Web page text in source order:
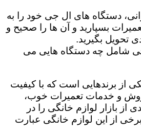
دستگاه های ال جی خود را به
بسپارید و آن ها را صحیح و
تحویل بگیرید.
شامل چه دستگاه هایی می
از برندهایی است که با کیفیت
و خدمات تعمیرات خوب،
از بازار لوازم خانگی را در
برخی از این لوازم خانگی عبارت